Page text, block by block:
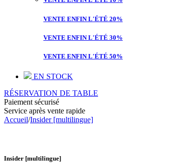
VENTE ENFIN L'ÉTÉ 20%
VENTE ENFIN L'ÉTÉ 30%
VENTE ENFIN L'ÉTÉ 50%
EN STOCK
RÉSERVATION DE TABLE
Paiement sécurisé
Service après vente rapide
Accueil/Insider [multilingue]
Insider [multilingue]